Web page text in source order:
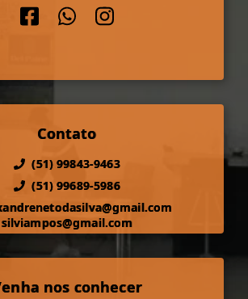
Contato
(51) 99843-9463
(51) 99689-5986
silviampos@gmail.com
nos conhecer